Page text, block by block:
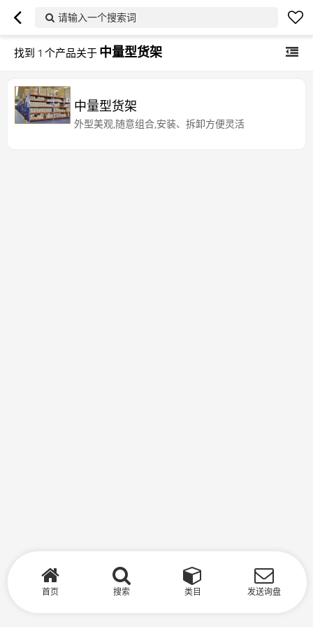
请输入一个搜索词
找到 1 个产品关于中量型货架
中量型货架
外型美观,随意组合,安装、拆卸方便灵活
首页 搜索 类目 发送询盘